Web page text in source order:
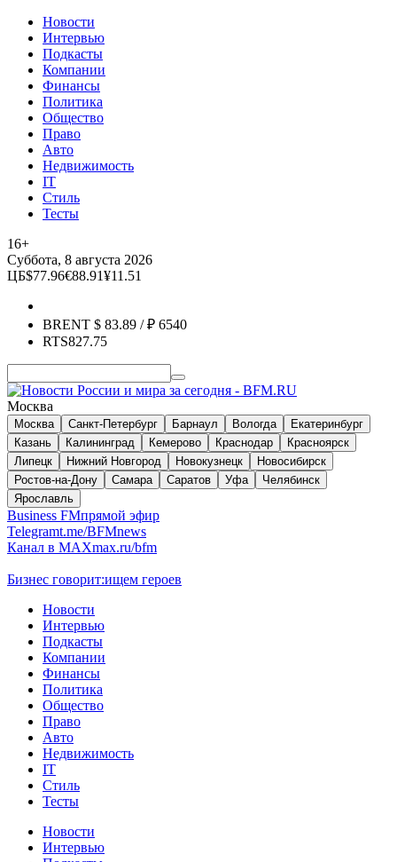
Новости
Интервью
Подкасты
Компании
Финансы
Политика
Общество
Право
Авто
Недвижимость
IT
Стиль
Тесты
16+
Суббота, 8 августа 2026
ЦБ$77.96€88.91¥11.51
BRENT $ 83.89 / ₽ 6540
RTS827.75
Москва
Москва Санкт-Петербург Барнаул Вологда
Екатеринбург
Казань
Калининград Кемерово Краснодар
Красноярск
Липецк
Нижний Новгород Новокузнецк
Новосибирск
Ростов-на-Дону
Самара Саратов Уфа
Челябинск
Ярославль
Business FMпрямой эфир
Telegramt.me/BFMnews
Канал в MAXmax.ru/bfm
Бизнес говорит:ищем героев
Новости
Интервью
Подкасты
Компании
Финансы
Политика
Общество
Право
Авто
Недвижимость
IT
Стиль
Тесты
Новости
Интервью